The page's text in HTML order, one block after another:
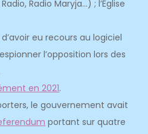
Radio Maryja…) ; l’Église
eu recours au logiciel
l’opposition lors des
en 2021.
le gouvernement avait
portant sur quatre